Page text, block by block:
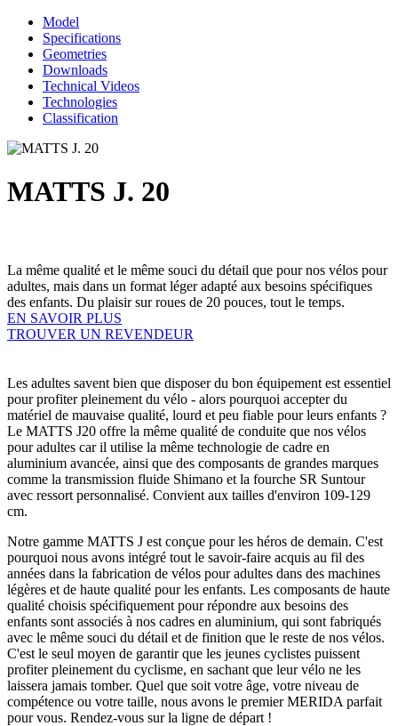
Model
Specifications
Geometries
Downloads
Technical Videos
Technologies
Classification
MATTS J. 20
La même qualité et le même souci du détail que pour nos vélos pour
adultes, mais dans un format léger adapté aux besoins spécifiques
des enfants. Du plaisir sur roues de 20 pouces, tout le temps.
EN SAVOIR PLUS
TROUVER UN REVENDEUR
Les adultes savent bien que disposer du bon équipement est essentiel
pour profiter pleinement du vélo - alors pourquoi accepter du
matériel de mauvaise qualité, lourd et peu fiable pour leurs enfants ?
Le MATTS J20 offre la même qualité de conduite que nos vélos
pour adultes car il utilise la même technologie de cadre en
aluminium avancée, ainsi que des composants de grandes marques
comme la transmission fluide Shimano et la fourche SR Suntour
avec ressort personnalisé. Convient aux tailles d'environ 109-129
cm.
Notre gamme MATTS J est conçue pour les héros de demain. C'est
pourquoi nous avons intégré tout le savoir-faire acquis au fil des
années dans la fabrication de vélos pour adultes dans des machines
légères et de haute qualité pour les enfants. Les composants de haute
qualité choisis spécifiquement pour répondre aux besoins des
enfants sont associés à nos cadres en aluminium, qui sont fabriqués
avec le même souci du détail et de finition que le reste de nos vélos.
C'est le seul moyen de garantir que les jeunes cyclistes puissent
profiter pleinement du cyclisme, en sachant que leur vélo ne les
laissera jamais tomber. Quel que soit votre âge, votre niveau de
compétence ou votre taille, nous avons le premier MERIDA parfait
pour vous. Rendez-vous sur la ligne de départ !